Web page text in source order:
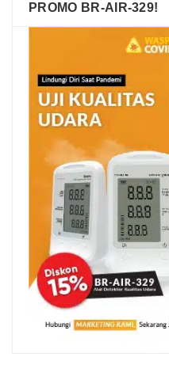
PROMO BR-AIR-329!